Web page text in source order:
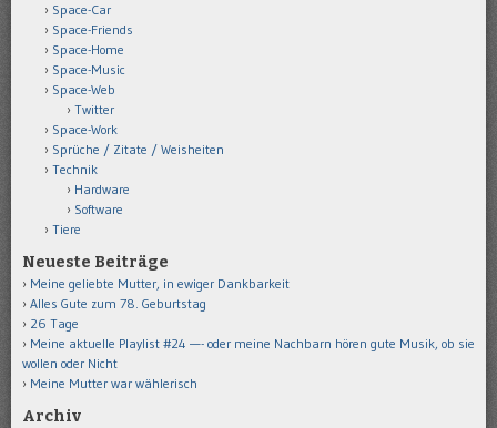
Space-Car
Space-Friends
Space-Home
Space-Music
Space-Web
Twitter
Space-Work
Sprüche / Zitate / Weisheiten
Technik
Hardware
Software
Tiere
Neueste Beiträge
Meine geliebte Mutter, in ewiger Dankbarkeit
Alles Gute zum 78. Geburtstag
26 Tage
Meine aktuelle Playlist #24 —- oder meine Nachbarn hören gute Musik, ob sie
wollen oder Nicht
Meine Mutter war wählerisch
Archiv